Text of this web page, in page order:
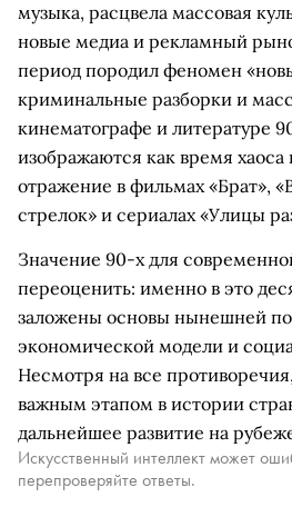
музыка, расцвела массовая
новые медиа и рекламный
период породил феномен
криминальные разборки и
кинематографе и литературе
изображаются как время
отражение в фильмах «Брат»,
стрелок» и сериалах «Улицы
Значение 90-х для
переоценить: именно в это
заложены основы нынешней
экономической модели и
Несмотря на все
важным этапом в истории
дальнейшее развитие на
Искусственный интеллект может
перепроверяйте ответы.